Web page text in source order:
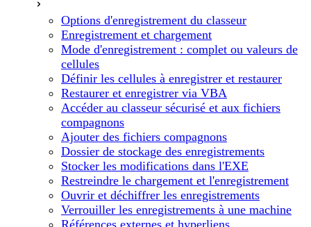
Options d'enregistrement du classeur
Enregistrement et chargement
Mode d'enregistrement : complet ou valeurs de
cellules
Définir les cellules à enregistrer et restaurer
Restaurer et enregistrer via VBA
Accéder au classeur sécurisé et aux fichiers
compagnons
Ajouter des fichiers compagnons
Dossier de stockage des enregistrements
Stocker les modifications dans l'EXE
Restreindre le chargement et l'enregistrement
Ouvrir et déchiffrer les enregistrements
Verrouiller les enregistrements à une machine
Références externes et hyperliens